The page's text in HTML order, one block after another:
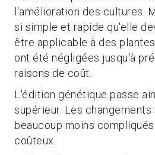
l'amélioration des cultures.
si simple et rapide qu'elle
être applicable à des
ont été négligées jusqu'à
raisons de coût.
L'édition génétique passe
supérieur. Les
beaucoup moins
coûteux.